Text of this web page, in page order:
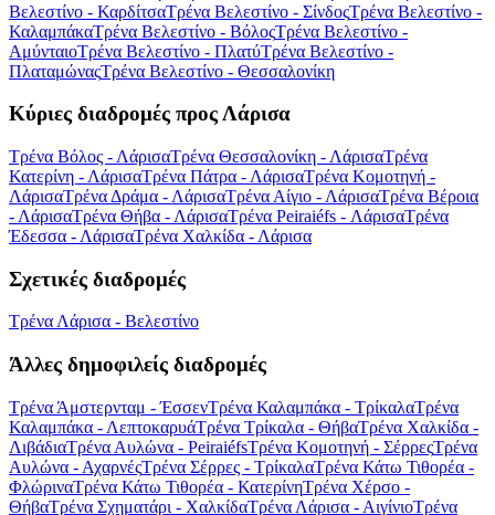
Βελεστίνο - ΚαρδίτσαΤρένα Βελεστίνο - ΣίνδοςΤρένα Βελεστίνο -
ΚαλαμπάκαΤρένα Βελεστίνο - ΒόλοςΤρένα Βελεστίνο -
ΑμύνταιοΤρένα Βελεστίνο - ΠλατύΤρένα Βελεστίνο -
ΠλαταμώναςΤρένα Βελεστίνο - Θεσσαλονίκη
Κύριες διαδρομές προς Λάρισα
Τρένα Βόλος - ΛάρισαΤρένα Θεσσαλονίκη - ΛάρισαΤρένα
Κατερίνη - ΛάρισαΤρένα Πάτρα - ΛάρισαΤρένα Κομοτηνή -
ΛάρισαΤρένα Δράμα - ΛάρισαΤρένα Αίγιο - ΛάρισαΤρένα Βέροια
- ΛάρισαΤρένα Θήβα - ΛάρισαΤρένα Peiraiéfs - ΛάρισαΤρένα
Έδεσσα - ΛάρισαΤρένα Χαλκίδα - Λάρισα
Σχετικές διαδρομές
Τρένα Λάρισα - Βελεστίνο
Άλλες δημοφιλείς διαδρομές
Τρένα Άμστερνταμ - ΈσσενΤρένα Καλαμπάκα - ΤρίκαλαΤρένα
Καλαμπάκα - ΛεπτοκαρυάΤρένα Τρίκαλα - ΘήβαΤρένα Χαλκίδα -
ΛιβάδιαΤρένα Αυλώνα - PeiraiéfsΤρένα Κομοτηνή - ΣέρρεςΤρένα
Αυλώνα - ΑχαρνέςΤρένα Σέρρες - ΤρίκαλαΤρένα Κάτω Τιθορέα -
ΦλώριναΤρένα Κάτω Τιθορέα - ΚατερίνηΤρένα Χέρσο -
ΘήβαΤρένα Σχηματάρι - ΧαλκίδαΤρένα Λάρισα - ΑιγίνιοΤρένα